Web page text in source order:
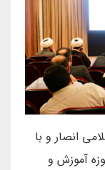
انصار و با
آموزش و